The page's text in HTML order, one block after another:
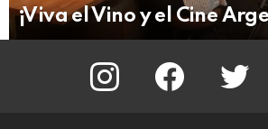
¡Viva el Vino y el Cine
instagram facebook twitter